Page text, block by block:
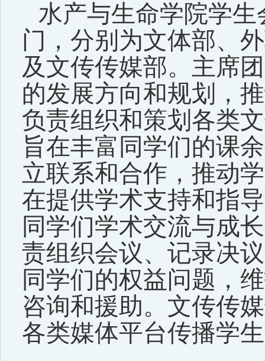
水产与生命学院学
门，分别为文体部、
及文传传媒部。主席
的发展方向和规划，
负责组织和策划各类
旨在丰富同学们的课
立联系和合作，推动
在提供学术支持和指
同学们学术交流与成
责组织会议、记录决
同学们的权益问题，
咨询和援助。文传传
各类媒体平台传播学